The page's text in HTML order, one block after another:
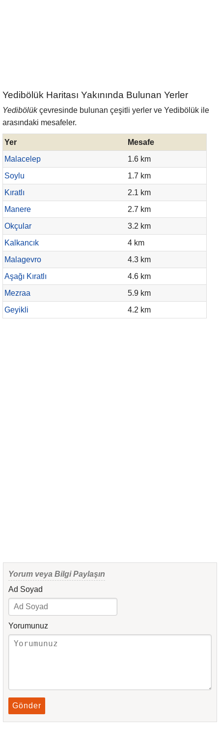
Yedibölük Haritası Yakınında Bulunan Yerler
Yedibölükçevresinde bulunan çeşitli yerler ve Yedibölük ile
arasındaki mesafeler.
Yer
Mesafe
Malacelep
1.6 km
Soylu
1.7 km
Kıratlı
2.1 km
Manere
2.7 km
Okçular
3.2 km
Kalkancık
4 km
Malagevro
4.3 km
Aşağı Kıratlı
4.6 km
Mezraa
5.9 km
Geyikli
4.2 km
Yorum veya Bilgi Paylaşın
Ad Soyad
Yorumunuz
Gönder